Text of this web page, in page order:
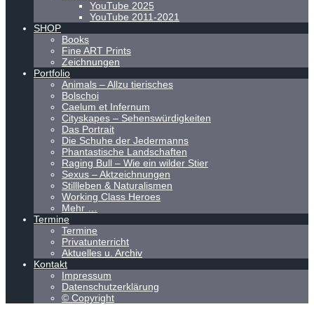
YouTube 2025
YouTube 2011-2021
SHOP
Books
Fine ART Prints
Zeichnungen
Portfolio
Animals – Allzu tierisches
Bolschoi
Caelum et Infernum
Cityskapes – Sehenswürdigkeiten
Das Portrait
Die Schuhe der Jedermanns
Phantastische Landschaften
Raging Bull – Wie ein wilder Stier
Sexus – Aktzeichnungen
Stillleben & Naturalismen
Working Class Heroes
Mehr …
Termine
Termine
Privatunterricht
Aktuelles u. Archiv
Kontakt
Impressum
Datenschutzerklärung
© Copyright